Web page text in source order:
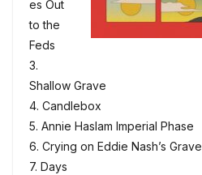
es Out
to the
Feds
3.
Shallow Grave
4. Candlebox
5. Annie Haslam Imperial Phase
6. Crying on Eddie Nash’s Grave
7. Days